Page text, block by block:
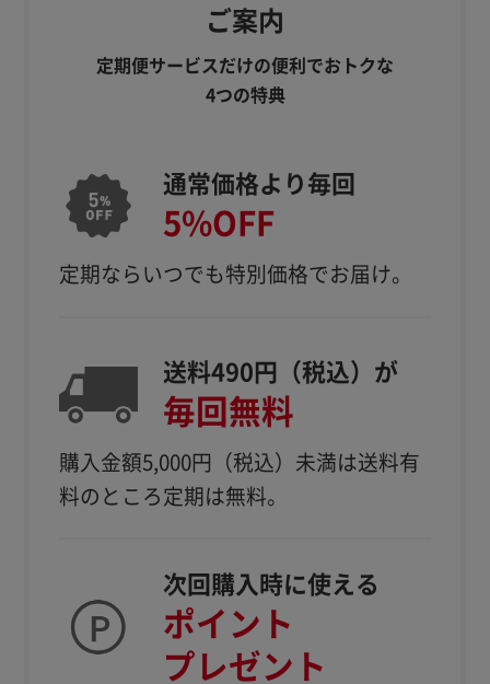
ご案内
定期便サービスだけの便利でおトクな
4つの特典
通常価格より毎回
5%OFF
定期ならいつでも特別価格でお届け。
送料490円（税込）が
毎回無料
購入金額5,000円（税込） 未満は送料有
料のところ定期は無料。
次回購入時に使える
ポイント
プレゼント